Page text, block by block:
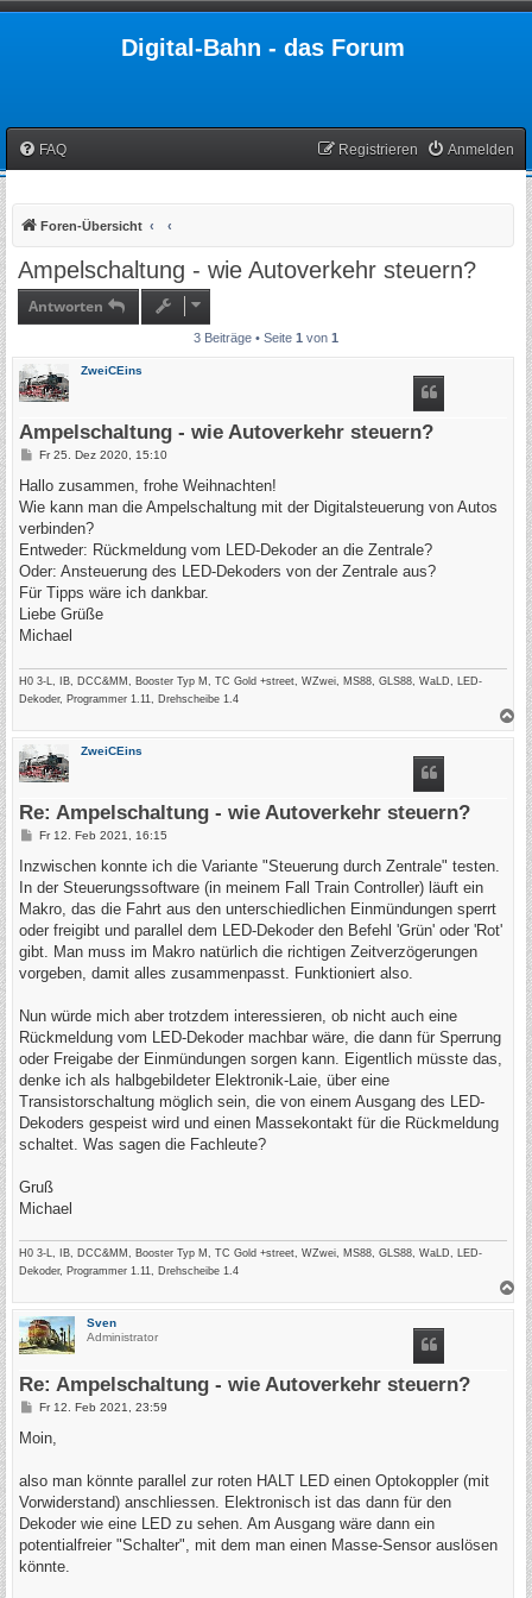
Digital-Bahn - das Forum
FAQ Anmelden
Registrieren
Foren-Übersicht
Ampelschaltung - wie Autoverkehr steuern?
Antworten
3 Beiträge • Seite 1 von 1
ZweiCEins
Ampelschaltung - wie Autoverkehr steuern?
B
i
r
a
Fr 25. Dez 2020, 15:10
Hallo zusammen, frohe Weihnachten!
Wie kann man die Ampelschaltung mit der Digitalsteuerung von Autos
verbinden?
Entweder: Rückmeldung vom LED-Dekoder an die Zentrale?
Oder: Ansteuerung des LED-Dekoders von der Zentrale aus?
Für Tipps wäre ich dankbar.
Liebe Grüße
Michael
H0 3-L, IB, DCC&MM, Booster Typ M, TC Gold +street, WZwei, MS88, GLS88, WaLD, LED-
Dekoder, Programmer 1.11, Drehscheibe 1.4
N
ZweiCEins
Re: Ampelschaltung - wie Autoverkehr steuern?
B
i
r
a
Fr 12. Feb 2021, 16:15
Inzwischen konnte ich die Variante "Steuerung durch Zentrale" testen.
In der Steuerungssoftware (in meinem Fall Train Controller) läuft ein
Makro, das die Fahrt aus den unterschiedlichen Einmündungen sperrt
oder freigibt und parallel dem LED-Dekoder den Befehl 'Grün' oder 'Rot'
gibt. Man muss im Makro natürlich die richtigen Zeitverzögerungen
vorgeben, damit alles zusammenpasst. Funktioniert also.
Nun würde mich aber trotzdem interessieren, ob nicht auch eine
Rückmeldung vom LED-Dekoder machbar wäre, die dann für Sperrung
oder Freigabe der Einmündungen sorgen kann. Eigentlich müsste das,
denke ich als halbgebildeter Elektronik-Laie, über eine
Transistorschaltung möglich sein, die von einem Ausgang des LED-
Dekoders gespeist wird und einen Massekontakt für die Rückmeldung
schaltet. Was sagen die Fachleute?
Gruß
Michael
H0 3-L, IB, DCC&MM, Booster Typ M, TC Gold +street, WZwei, MS88, GLS88, WaLD, LED-
Dekoder, Programmer 1.11, Drehscheibe 1.4
N
Sven
Administrator
Re: Ampelschaltung - wie Autoverkehr steuern?
B
i
a
Fr 12. Feb 2021, 23:59
Moin,
also man könnte parallel zur roten HALT LED einen Optokoppler (mit
Vorwiderstand) anschliessen. Elektronisch ist das dann für den
Dekoder wie eine LED zu sehen. Am Ausgang wäre dann ein
potentialfreier "Schalter", mit dem man einen Masse-Sensor auslösen
könnte.